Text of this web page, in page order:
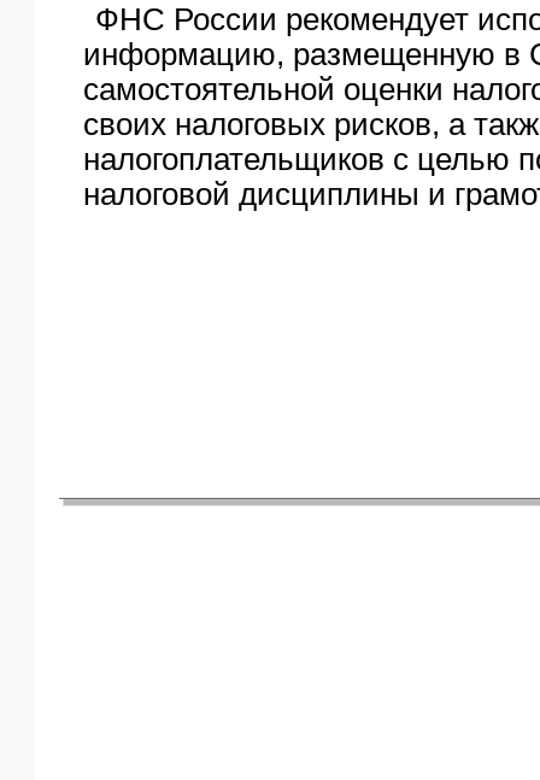
ФНС России рекомендует
информацию, размещенную в
самостоятельной оценки
своих налоговых рисков, а
налогоплательщиков с целью
налоговой дисциплины и